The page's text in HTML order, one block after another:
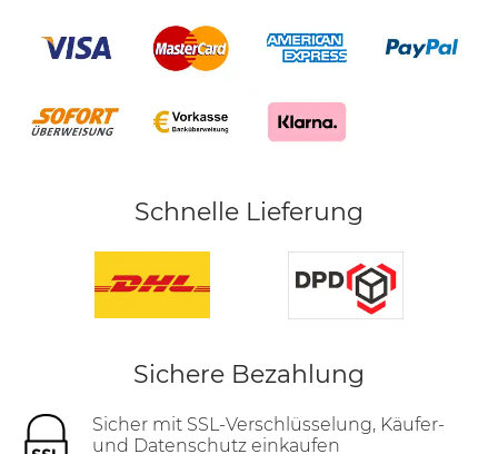
Schnelle Lieferung
Sichere Bezahlung
Sicher mit SSL-Verschlüsselung, Käufer-
und Datenschutz einkaufen